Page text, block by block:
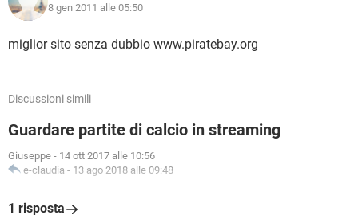
8 gen 2011 alle 05:50
miglior sito senza dubbio www.piratebay.org
Discussioni simili
Guardare partite di calcio in streaming
Giuseppe - 14 ott 2017 alle 10:56
e-claudia - 13 ago 2018 alle 09:48
1 risposta